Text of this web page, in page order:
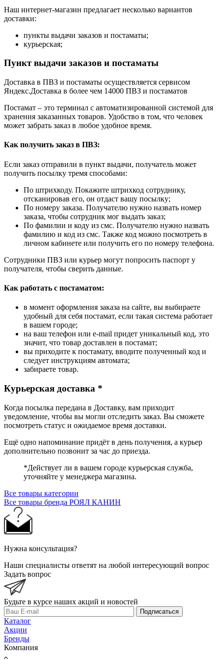
Наш интернет-магазин предлагает несколько вариантов
доставки:
пункты выдачи заказов и постаматы;
курьерская;
Пункт выдачи заказов и постаматы
Доставка в ПВЗ и постаматы осуществляется сервисом
Яндекс.Доставка в более чем 14000 ПВЗ и постаматов
Постамат – это терминал с автоматизированной системой для
хранения заказанных товаров. Удобство в том, что человек
может забрать заказ в любое удобное время.
Как получить заказ в ПВЗ:
Если заказ отправили в пункт выдачи, получатель может
получить посылку тремя способами:
По штрихкоду. Покажите штрихкод сотруднику,
отсканировав его, он отдаст вашу посылку;
По номеру заказа. Получателю нужно назвать номер
заказа, чтобы сотрудник мог выдать заказ;
По фамилии и коду из смс. Получателю нужно назвать
фамилию и код из смс. Также код можно посмотреть в
личном кабинете или получить его по номеру телефона.
Сотрудники ПВЗ или курьер могут попросить паспорт у
получателя, чтобы сверить данные.
Как работать с постаматом:
в момент оформления заказа на сайте, вы выбираете
удобный для себя постамат, если такая система работает
в вашем городе;
на ваш телефон или e-mail придет уникальный код, это
значит, что товар доставлен в постамат;
вы приходите к постамату, вводите полученный код и
следует инструкциям автомата;
забираете товар.
Курьерская доставка *
Когда посылка передана в Доставку, вам приходит
уведомление, чтобы вы могли отследить заказ. Вы сможете
посмотреть статус и ожидаемое время доставки.
Ещё одно напоминание придёт в день получения, а курьер
дополнительно позвонит за час до приезда.
*Действует ли в вашем городе курьерская служба,
уточняйте у менеджера магазина.
Все товары категории
Все товары бренда РОЯЛ КАНИН
Нужна консультация?
Наши специалисты ответят на любой интересующий вопрос
Задать вопрос
Будьте в курсе наших акций и новостей
Подписаться
Каталог
Акции
Бренды
Компания